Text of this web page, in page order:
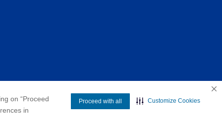
on “Proceed
in
Proceed with all Customize Cookies